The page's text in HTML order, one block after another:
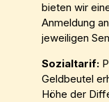
bieten wir
Anmeldung
jeweiligen
Sozialtarif:
Geldbeutel
Höhe der